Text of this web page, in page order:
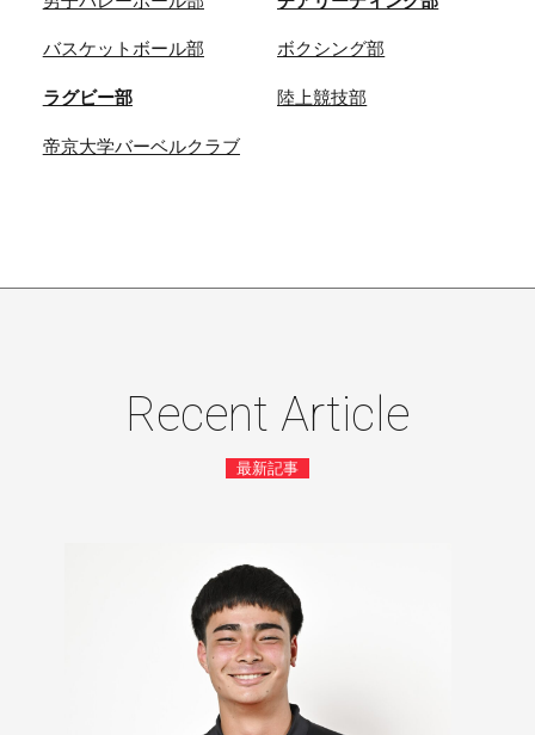
バスケットボール部 ボクシング部
ラグビー部 陸上競技部
帝京大学バーベルクラブ
Recent Article
最新記事